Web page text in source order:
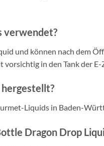
verwendet?
und können nach dem
in den Tank der E-
Liquids in Baden-
Dragon Drop